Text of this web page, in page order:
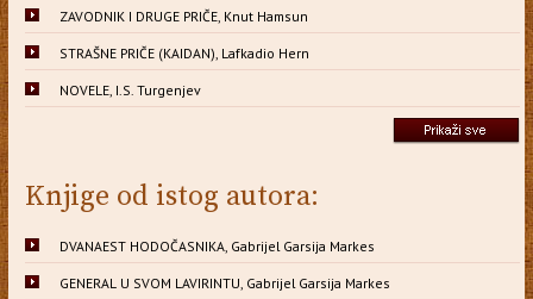
ZAVODNIK I DRUGE PRIČE, Knut Hamsun
STRAŠNE PRIČE (KAIDAN), Lafkadio Hern
NOVELE, I.S. Turgenjev
Knjige od istog autora:
DVANAEST HODOČASNIKA, Gabrijel Garsija Markes
GENERAL U SVOM LAVIRINTU, Gabrijel Garsija Markes